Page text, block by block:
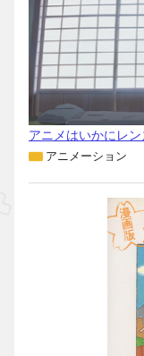
アニメはいかにレ
アニメーション